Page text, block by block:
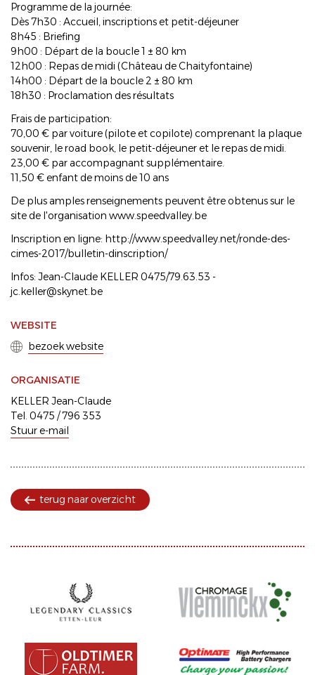
Programme de la journée:
Dès 7h30 : Accueil, inscriptions et petit-déjeuner
8h45 : Briefing
9h00 : Départ de la boucle 1 ± 80 km
12h00 : Repas de midi (Château de Chaityfontaine)
14h00 : Départ de la boucle 2 ± 80 km
18h30 : Proclamation des résultats
Frais de participation:
70,00 € par voiture (pilote et copilote) comprenant la plaque
souvenir, le road book, le petit-déjeuner et le repas de midi.
23,00 € par accompagnant supplémentaire.
11,50 € enfant de moins de 10 ans
De plus amples renseignements peuvent être obtenus sur le
site de l'organisation www.speedvalley.be
Inscription en ligne: http://www.speedvalley.net/ronde-des-
cimes-2017/bulletin-dinscription/
Infos: Jean-Claude KELLER 0475/79.63.53 -
jc.keller@skynet.be
WEBSITE
bezoek website
ORGANISATIE
KELLER Jean-Claude
Tel. 0475 / 796 353
Stuur e-mail
terug naar overzicht